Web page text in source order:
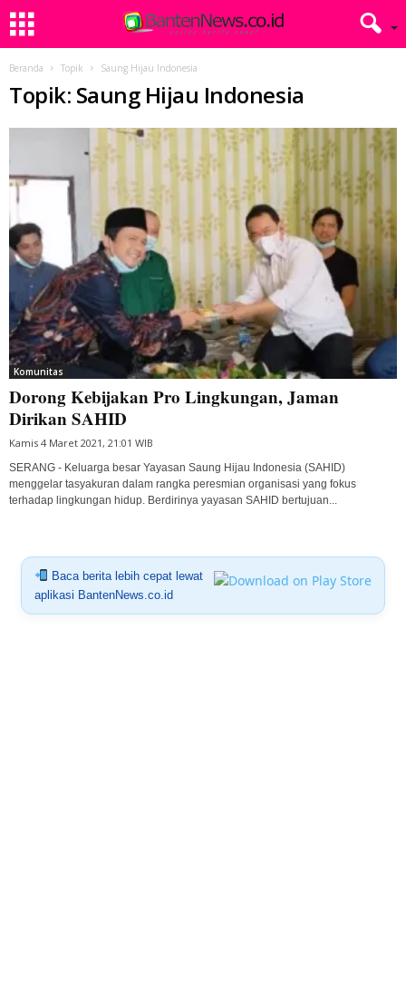
Beranda Topik Saung Hijau Indonesia
Topik: Saung Hijau Indonesia
Komunitas
Dorong Kebijakan Pro Lingkungan, Jaman
Dirikan SAHID
Kamis 4 Maret 2021, 21:01 WIB
SERANG - Keluarga besar Yayasan Saung Hijau Indonesia (SAHID)
menggelar tasyakuran dalam rangka peresmian organisasi yang fokus
terhadap lingkungan hidup. Berdirinya yayasan SAHID bertujuan...
Baca berita lebih cepat lewat
aplikasi BantenNews.co.id